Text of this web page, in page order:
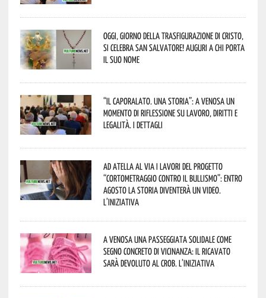
Oggi, giorno della Trasfigurazione di Cristo,
si celebra San Salvatore! Auguri a chi porta
il suo nome
“Il caporalato. Una storia”: a Venosa un
momento di riflessione su lavoro, diritti e
legalità. I dettagli
Ad Atella al via i lavori del progetto
“Cortometraggio contro il bullismo”: entro
agosto la storia diventerà un video.
L’iniziativa
A Venosa una passeggiata solidale come
segno concreto di vicinanza: il ricavato
sarà devoluto al CROB. L’iniziativa